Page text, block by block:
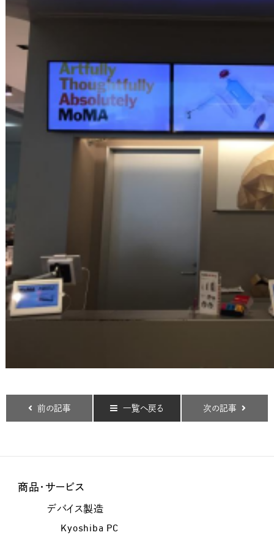
前の記事 一覧へ戻る 次の記事
商品・サービス
デバイス製造
Kyoshiba PC